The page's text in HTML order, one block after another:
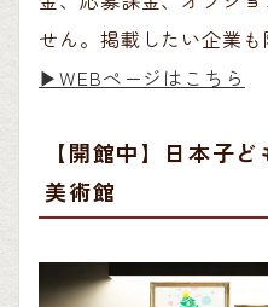
せん。掲載したい企業も
▶︎WEBページはこちら
【開館中】日本子
美術館